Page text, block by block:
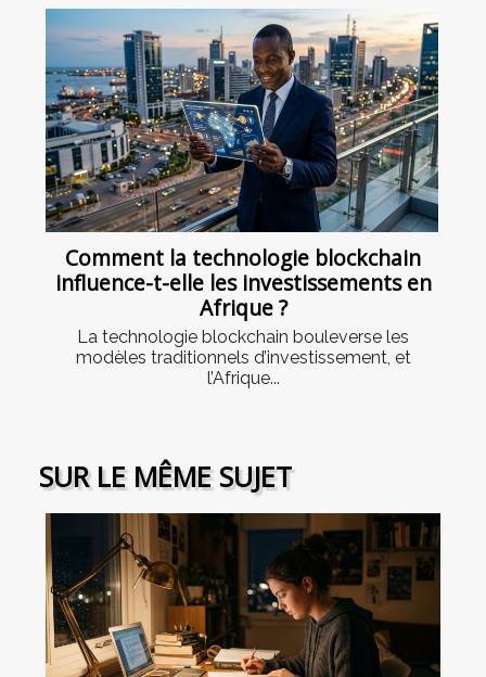
Comment la technologie blockchain
influence-t-elle les investissements en
Afrique ?
La technologie blockchain bouleverse les
modèles traditionnels d’investissement, et
l’Afrique...
SUR LE MÊME SUJET